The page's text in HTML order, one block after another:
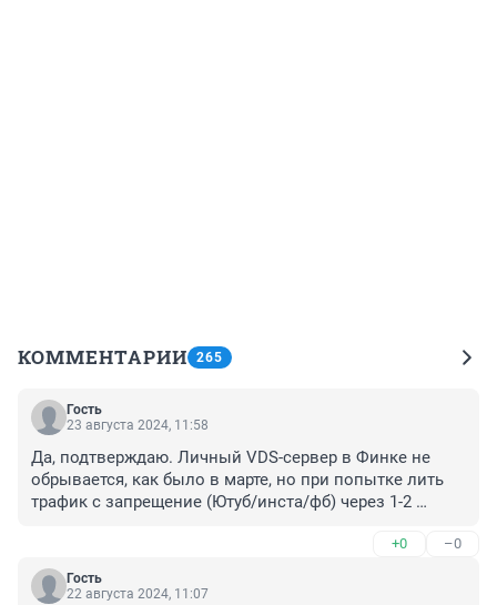
КОММЕНТАРИИ 265
Гость
23 августа 2024, 11:58
Да, подтверждаю. Личный VDS-сервер в Финке не
обрывается, как было в марте, но при попытке лить
трафик с запрещение (Ютуб/инста/фб) через 1-2
до нуля скорость. После реконнекта к серверу
работает, но те же 1-2 минуты. Какой-то новый метод
блокировки тестируют. Протокол open-vpn.
+0 –0
Гость
22 августа 2024, 11:07